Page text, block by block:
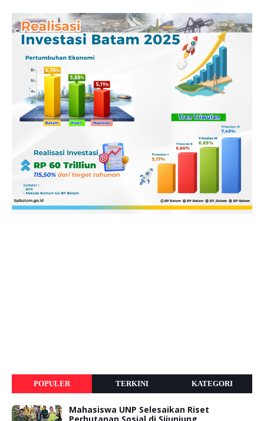
POPULER TERKINI KATEGORI
Mahasiswa UNP Selesaikan Riset